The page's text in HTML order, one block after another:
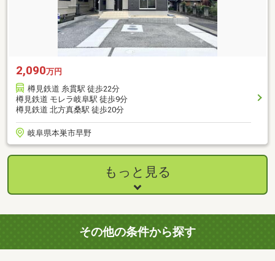
2,090万円
樽見鉄道 糸貫駅 徒歩22分
樽見鉄道 モレラ岐阜駅 徒歩9分
樽見鉄道 北方真桑駅 徒歩20分
岐阜県本巣市早野
もっと見る
その他の条件から探す